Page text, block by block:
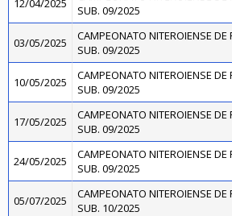
12/04/2025
SUB. 09/2025
03/05/2025
CAMPEONATO NITEROIENSE DE
SUB. 09/2025
10/05/2025
CAMPEONATO NITEROIENSE DE
SUB. 09/2025
17/05/2025
CAMPEONATO NITEROIENSE DE
SUB. 09/2025
24/05/2025
CAMPEONATO NITEROIENSE DE
SUB. 09/2025
05/07/2025
CAMPEONATO NITEROIENSE DE
SUB. 10/2025